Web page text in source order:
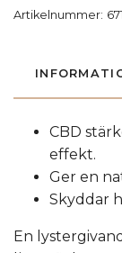
Artikelnummer: 671
CBD
effekt.
Ger en
Skyddar
En